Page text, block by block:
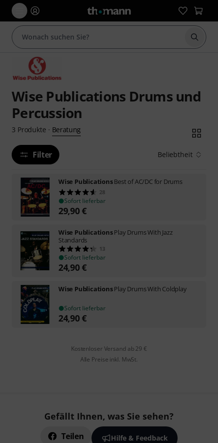
Suche
Wise Publications Drums und
Percussion
3 Produkte · Beratung
Filter Beliebtheit
Wise PublicationsBest of AC/DC for Drums
28
Sofort lieferbar
29,90€
Wise PublicationsPlay Drums With Jazz
Standards
13
Sofort lieferbar
24,90€
Wise PublicationsPlay Drums With Coldplay
Sofort lieferbar
24,90€
Kostenloser Versand ab 29 €
Alle Preise inkl. MwSt.
Gefällt Ihnen, was Sie sehen?
Teilen Hilfe & Feedback